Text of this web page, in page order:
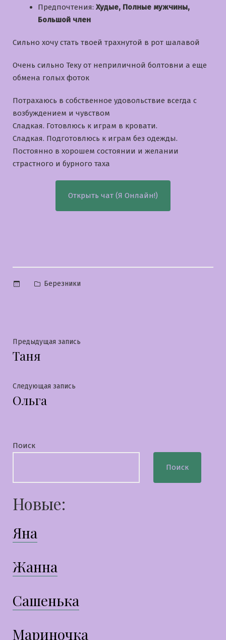
Предпочтения: Худые, Полные мужчины,
Большой член
Сильно хочу стать твоей трахнутой в рот шалавой
Очень сильно Теку от неприличной болтовни а еще
обмена голых фоток
Потрахаюсь в собственное удовольствие всегда с
возбуждением и чувством
Сладкая. Готовлюсь к играм в кровати.
Сладкая. Подготовлюсь к играм без одежды.
Постоянно в хорошем состоянии и желании
страстного и бурного таха
Открыть чат (Я Онлайн!)
Опубликовано
Березники
Навигация
по
записям
Предыдущая запись
Таня
Следующая запись
Ольга
Поиск
Поиск
Новые:
Яна
Жанна
Сашенька
Мариночка